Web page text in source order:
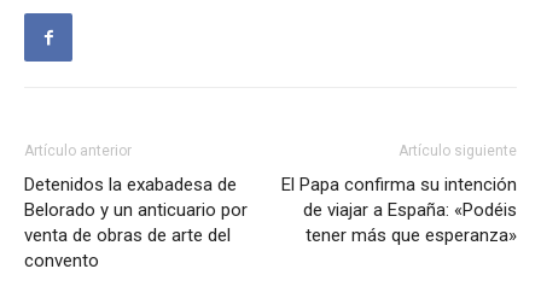
Artículo anterior
Detenidos la exabadesa de
Belorado y un anticuario por
venta de obras de arte del
convento
Artículo siguiente
El Papa confirma su intención
de viajar a España: «Podéis
tener más que esperanza»